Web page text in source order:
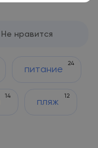
Не нравится
питание
24
14
пляж
12